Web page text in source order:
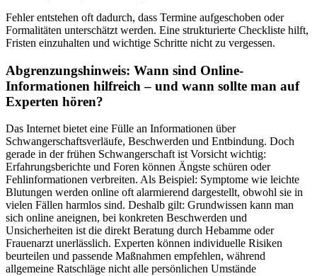
Fehler entstehen oft dadurch, dass Termine aufgeschoben oder
Formalitäten unterschätzt werden. Eine strukturierte Checkliste hilft,
Fristen einzuhalten und wichtige Schritte nicht zu vergessen.
Abgrenzungshinweis: Wann sind Online-
Informationen hilfreich – und wann sollte man auf
Experten hören?
Das Internet bietet eine Fülle an Informationen über
Schwangerschaftsverläufe, Beschwerden und Entbindung. Doch
gerade in der frühen Schwangerschaft ist Vorsicht wichtig:
Erfahrungsberichte und Foren können Ängste schüren oder
Fehlinformationen verbreiten. Als Beispiel: Symptome wie leichte
Blutungen werden online oft alarmierend dargestellt, obwohl sie in
vielen Fällen harmlos sind. Deshalb gilt: Grundwissen kann man
sich online aneignen, bei konkreten Beschwerden und
Unsicherheiten ist die direkt Beratung durch Hebamme oder
Frauenarzt unerlässlich. Experten können individuelle Risiken
beurteilen und passende Maßnahmen empfehlen, während
allgemeine Ratschläge nicht alle persönlichen Umstände